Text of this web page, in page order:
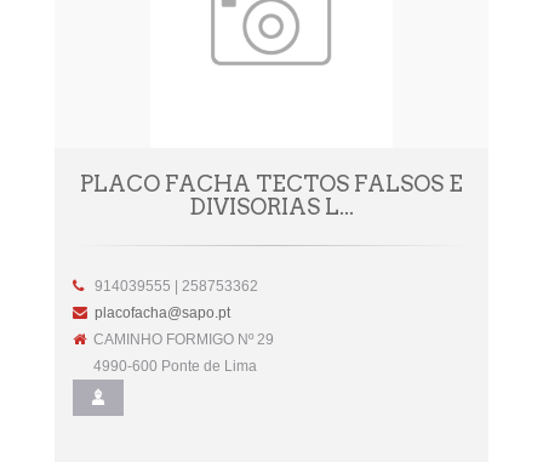
PLACO FACHA TECTOS FALSOS E
DIVISORIAS L...
914039555 | 258753362
placofacha@sapo.pt
CAMINHO FORMIGO Nº 29
4990-600 Ponte de Lima